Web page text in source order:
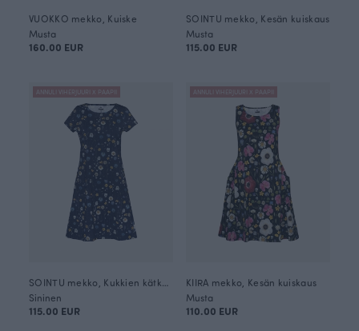
VUOKKO mekko, Kuiske
Musta
160.00 EUR
SOINTU mekko, Kesän kuiskaus
Musta
115.00 EUR
ANNULI VIHERJUURI X PAAPII
Sininen
115.00 EUR
ANNULI VIHERJUURI X PAAPII
KIIRA mekko, Kesän kuiskaus
Musta
110.00 EUR